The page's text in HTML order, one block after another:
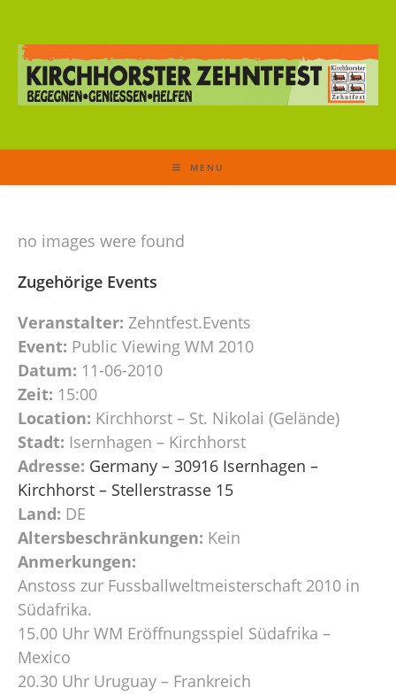
MENU
no images were found
Zugehörige Events
Veranstalter: Zehntfest.Events
Event: Public Viewing WM 2010
Datum: 11-06-2010
Zeit: 15:00
Location: Kirchhorst – St. Nikolai (Gelände)
Stadt: Isernhagen – Kirchhorst
Adresse: Germany – 30916 Isernhagen –
Kirchhorst – Stellerstrasse 15
Land: DE
Altersbeschränkungen: Kein
Anmerkungen:
Anstoss zur Fussballweltmeisterschaft 2010 in
Südafrika.
15.00 Uhr WM Eröffnungsspiel Südafrika –
Mexico
20.30 Uhr Uruguay – Frankreich